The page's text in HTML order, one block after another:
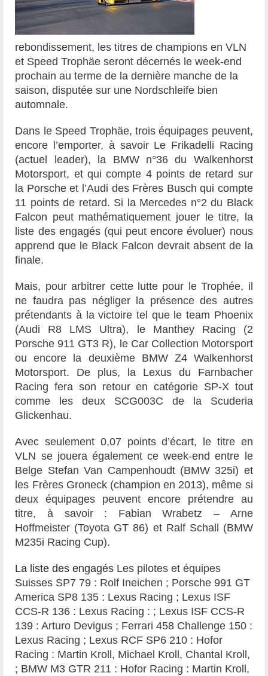
rebondissement, les titres de champions en VLN
et Speed Trophäe seront décernés le week-end
prochain au terme de la dernière manche de la
saison, disputée sur une Nordschleife bien
automnale.
Dans le Speed Trophäe, trois équipages peuvent,
encore l’emporter, à savoir Le Frikadelli Racing
(actuel leader), la BMW n°36 du Walkenhorst
Motorsport, et qui compte 4 points de retard sur
la Porsche et l’Audi des Frères Busch qui compte
11 points de retard. Si la Mercedes n°2 du Black
Falcon peut mathématiquement jouer le titre, la
liste des engagés (qui peut encore évoluer) nous
apprend que le Black Falcon devrait absent de la
finale.
Mais, pour arbitrer cette lutte pour le Trophée, il
ne faudra pas négliger la présence des autres
prétendants à la victoire tel que le team Phoenix
(Audi R8 LMS Ultra), le Manthey Racing (2
Porsche 911 GT3 R), le Car Collection Motorsport
ou encore la deuxième BMW Z4 Walkenhorst
Motorsport. De plus, la Lexus du Farnbacher
Racing fera son retour en catégorie SP-X tout
comme les deux SCG003C de la Scuderia
Glickenhau.
Avec seulement 0,07 points d’écart, le titre en
VLN se jouera également ce week-end entre le
Belge Stefan Van Campenhoudt (BMW 325i) et
les Frères Groneck (champion en 2013), même si
deux équipages peuvent encore prétendre au
titre, à savoir : Fabian Wrabetz – Arne
Hoffmeister (Toyota GT 86) et Ralf Schall (BMW
M235i Racing Cup).
La liste des engagés Les pilotes et équipes
Suisses SP7 79 : Rolf Ineichen ; Porsche 991 GT
America SP8 135 : Lexus Racing ; Lexus ISF
CCS-R 136 : Lexus Racing : ; Lexus ISF CCS-R
139 : Arturo Devigus ; Ferrari 458 Challenge 150 :
Lexus Racing ; Lexus RCF SP6 210 : Hofor
Racing : Martin Kroll, Michael Kroll, Chantal Kroll,
; BMW M3 GTR 211 : Hofor Racing : Martin Kroll,